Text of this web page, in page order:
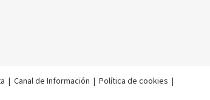
| Canal de Información | Política de cookies |